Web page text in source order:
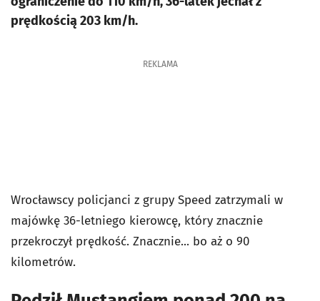
prędkością 203 km/h.
REKLAMA
Wrocławscy policjanci z grupy Speed zatrzymali w
majówkę 36-letniego kierowcę, który znacznie
przekroczył prędkość. Znacznie... bo aż o 90
kilometrów.